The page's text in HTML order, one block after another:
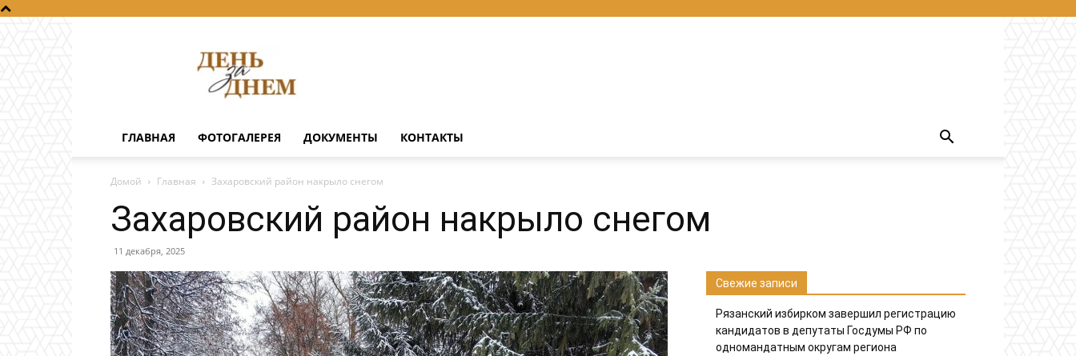
за
днем
ГЛАВНАЯ ФОТОГАЛЕРЕЯ ДОКУМЕНТЫ КОНТАКТЫ
Домой Главная Захаровский район накрыло снегом
Захаровский район накрыло снегом
11 декабря, 2025
Свежие записи
Рязанский избирком завершил регистрацию
кандидатов в депутаты Госдумы РФ по
одномандатным округам региона